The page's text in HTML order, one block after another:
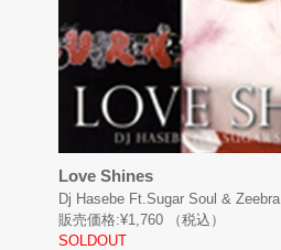
Love Shines
Dj Hasebe Ft.Sugar Soul & Zeebra
販売価格:¥1,760
（税込）
SOLDOUT